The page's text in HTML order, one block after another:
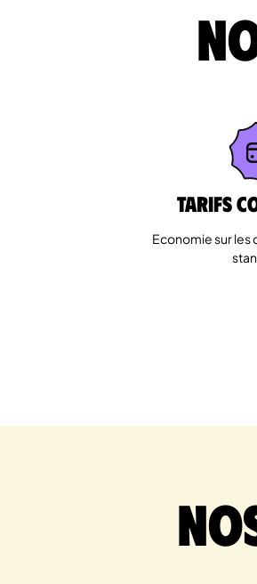
Tarifs
Economie sur